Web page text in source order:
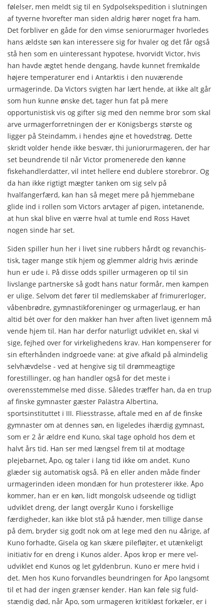
følelser, men meldt sig til en Sydpolsekspedition i slutningen
af tyverne hvorefter man siden aldrig hører noget fra ham.
Det forbliver en gåde for den vimse seniorurmager hvorledes
hans ældste søn kan interessere sig for hvaler og det får også
stå hen som en uin­teressant hypotese, hvorvidt Victor, hvis
han havde ægtet hen­de dengang, havde kunnet fremkalde
højere temperaturer end i Antarktis i den nuværende
urmagerinde. Da Victors svigten har lært hende, at ikke alt går
som hun kunne ønske det, tager hun fat på mere
opportunistisk vis og gifter sig med den nem­me bror som skal
arve urmagerforretningen der er Königsbergs største og
ligger på Steindamm, i hendes øjne et hoved­strøg. Dette
skridt volder hende ikke besvær, thi juniorurma­geren, der har
set beundrende til når Victor promenerede den kønne
fiskehandlerdatter, vil intet hellere end dublere store­bror. Og
da han ikke rigtigt mægter tanken om sig selv på
hvalfangerfærd, kan han så meget mere på hjemmebane
glide ind i rollen som Victors arvtager af pigen, intetanende,
at hun skal blive en værre hval at tumle end Ross Havet
nogen sinde har set.
Siden spiller hun her i livet sine rubbers hårdt og revanchis­
tisk, tager mange stik hjem og glemmer aldrig hvis ærinde
hun er ude i. På disse odds spiller urmageren op til sin
livslange partnerske så godt hans natur formår, men kampen
er ulige. Selvom det fører til medlemskaber af frimurerloger,
våben­brødre, gymnastikforeninger og urmagerlaug, er han
altid bét over for den makker han hver aften livet igennem må
vende hjem til. Han har derfor naturligt udviklet en, skal vi
sige, fejhed over for virkelighedens krav. Han kompenserer for
sin efterhånden indgroede vane: at give afkald på almindelig
selv­hævdelse - ved at hengive sig til drømmeagtige
forestillinger, og han handler også for det meste i
overensstemmelse med disse. Således træffer han, da en trup
af finske gymnaster gæ­ster Palästra Albertina,
sportsinstituttet i III. Fliesstrasse, af­tale med en af de finske
gymnaster om at dennes søn, en lige­ledes ihærdig gymnast,
som er 2 år ældre end Kuno, skal tage ophold hos dem et
halvt års tid. Han ser med længsel frem til at modtage
plejebarnet, Åpo, og taler i lang tid ikke om andet. Kuno
glæder sig automatisk også. På en eller anden måde finder
urmagerinden ideen mondæn for hun protesterer ikke. Åpo
kommer, han er en køn, lidt mongolsk udseende og tidligt
udviklet dreng, der langt overgår Kuno i forskellige
færdigheder, kan ikke blot stå på hænder, men tillige danse
på dem, bryder sig godt nok om at lege med den nu 4årige, af
Kuno forhadte, Gisela og kan skære pilefløjter, et utænkeligt
initiativ for en dreng i Kunos alder. Åpos krop er mere vel­
udviklet end Kunos og let gyldenbrun. Kuno er mere hvid i
det. Men hos Kuno forvandles beundringen for Åpo langsomt
til et had der ingen grænser kender. Han kan føle sig fuld­
stændig død, når Åpo, som urmageren kritikløst forkæler, er i